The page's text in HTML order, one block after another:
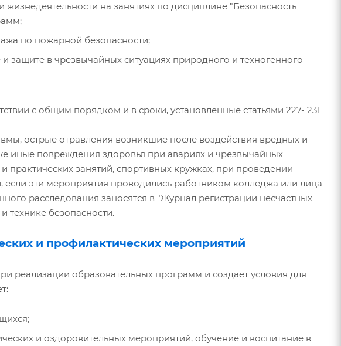
на занятиях по дисциплине "Безопасность
по пожарной безопасности;
в чрезвычайных ситуациях природного и техногенного
с общим порядком и в сроки, установленные статьями 227- 231
острые отравления возникшие после воздействия вредных и
иные повреждения здоровья при авариях и чрезвычайных
занятий, спортивных кружках, при проведении
эти мероприятия проводились работником колледжа или лица
расследования заносятся в "Журнал регистрации несчастных
технике безопасности.
и профилактических мероприятий
реализации образовательных программ и создает условия для
и оздоровительных мероприятий, обучение и воспитание в